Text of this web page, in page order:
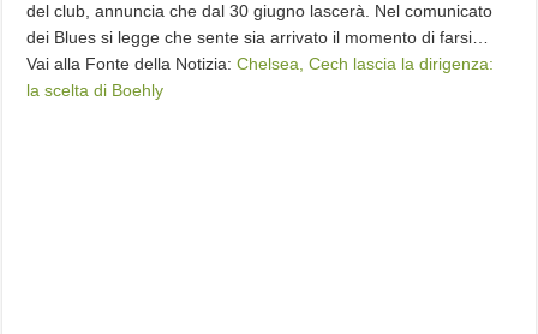
del club, annuncia che dal 30 giugno lascerà. Nel comunicato
dei Blues si legge che sente sia arrivato il momento di farsi…
Vai alla Fonte della Notizia:Chelsea, Cech lascia la dirigenza:
la scelta di Boehly